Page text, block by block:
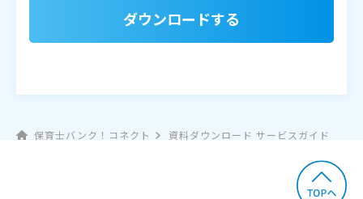
ダウンロードする
保育士バンク！コネクト 資料ダウンロード サービスガイド